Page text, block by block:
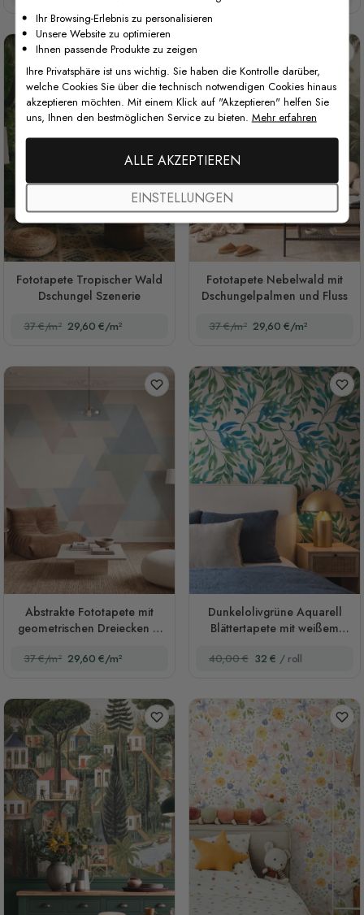
Fototapete Tropischer Wald
Dschungel Szenerie
37 €/m² 29,60 €/m²
Fototapete Nebelwald mit
Dschungelpalmen und Fluss
37 €/m² 29,60 €/m²
Abstrakte Fototapete mit
geometrischen Dreiecken in
37 €/m² 29,60 €/m²
Dunkelolivgrüne Aquarell
Blättertapete mit weißem
40,00 € 32 € / roll
Ihr Browsing-Erlebnis zu personalisieren
Unsere Website zu optimieren
Ihnen passende Produkte zu zeigen
Ihre Privatsphäre ist uns wichtig. Sie haben die Kontrolle darüber,
welche Cookies Sie über die technisch notwendigen Cookies hinaus
akzeptieren möchten. Mit einem Klick auf "Akzeptieren" helfen Sie
uns, Ihnen den bestmöglichen Service zu bieten. Mehr erfahren
ALLE AKZEPTIEREN
EINSTELLUNGEN